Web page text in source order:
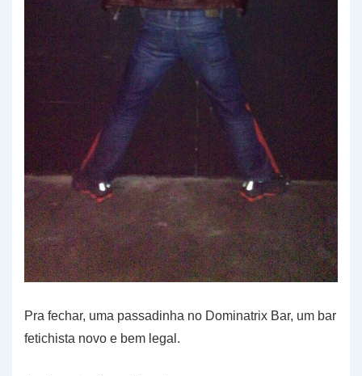
Pra fechar, uma passadinha no Dominatrix Bar, um bar
fetichista novo e bem legal.